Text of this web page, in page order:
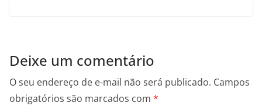
Deixe um comentário
O seu endereço de e-mail não será publicado. Campos
obrigatórios são marcados com *